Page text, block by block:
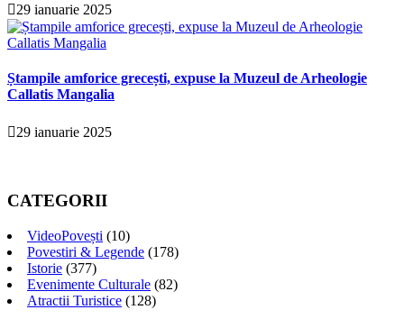
29 ianuarie 2025
Ștampile amforice grecești, expuse la Muzeul de Arheologie
Callatis Mangalia
29 ianuarie 2025
CATEGORII
VideoPovești (10)
Povestiri & Legende (178)
Istorie (377)
Evenimente Culturale (82)
Atractii Turistice (128)